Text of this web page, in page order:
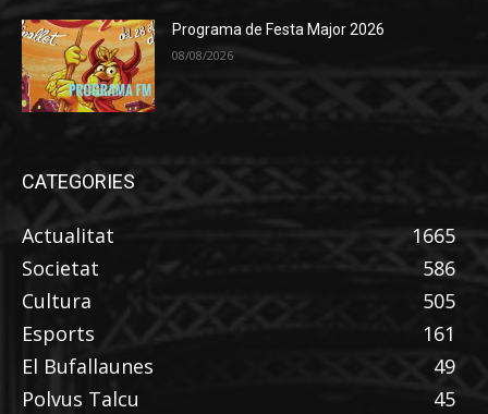
Programa de Festa Major 2026
08/08/2026
CATEGORIES
Actualitat
1665
Societat
586
Cultura
505
Esports
161
El Bufallaunes
49
Polvus Talcu
45